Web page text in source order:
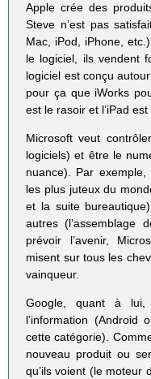
Apple crée des
Steve n’est pas
Mac, iPod, iPhone,
le logiciel, ils vendent
logiciel est conçu
pour ça que iWorks
est le rasoir et l’iPad est
Microsoft veut
logiciels) et être le
nuance). Par
les plus juteux du
et la suite
autres (l’assemblage
prévoir l’avenir,
misent sur tous les
vainqueur.
Google, quant à
l’information (Android
cette catégorie).
nouveau produit ou
qu’ils voient (le moteur